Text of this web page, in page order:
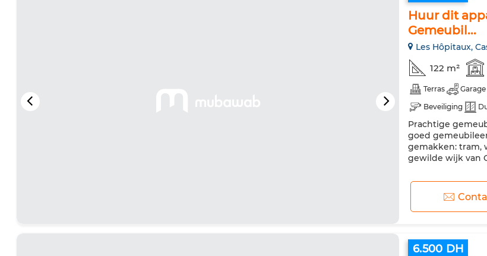
Huur dit
Gemeubil...
Les Hôpitaux,
122 m²
Terras Garage
Beveiliging
Tv
Prachtige
goed
gemakken: tram,
gewilde wijk van
6.500 DH